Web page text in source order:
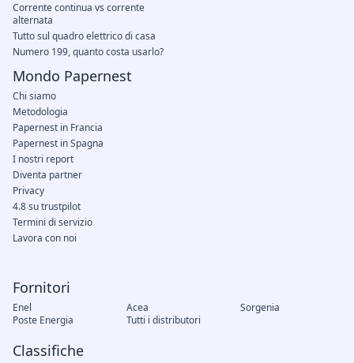
Fornitori
Enel Acea
Sorgenia
Poste Energia
Tutti i distributori
Classifiche
Corrente continua vs corrente
alternata
Tutto sul quadro elettrico di casa
Numero 199, quanto costa usarlo?
Mondo Papernest
Chi siamo
Metodologia
Papernest in Francia
Papernest in Spagna
I nostri report
Diventa partner
Privacy
4.8 su trustpilot
Termini di servizio
Lavora con noi